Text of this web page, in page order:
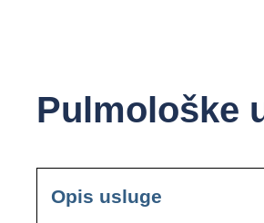
Pulmološke
Opis usluge